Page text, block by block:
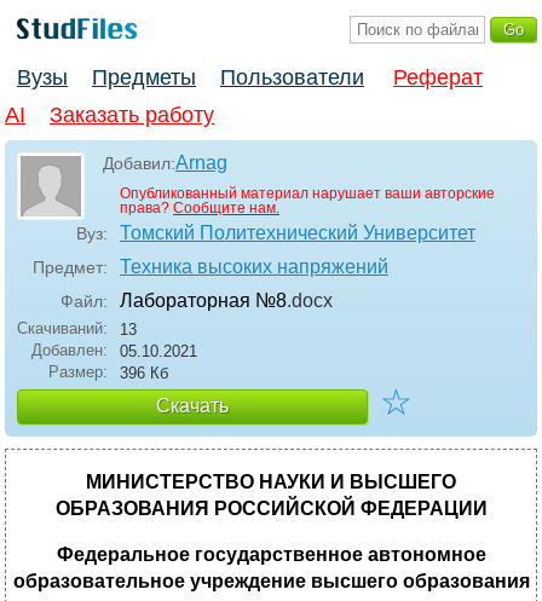
Вузы Предметы Пользователи
Реферат
AI
Заказать работу
Добавил:Arnag
Опубликованный материал нарушает ваши авторские
права? Сообщите нам.
Вуз: Томский Политехнический Университет
Предмет: Техника высоких напряжений
Файл: Лабораторная №8.docx
Скачиваний:
13
Добавлен:
05.10.2021
Размер:
396 Кб
Скачать ☆
МИНИСТЕРСТВО НАУКИ И ВЫСШЕГО
ОБРАЗОВАНИЯ РОССИЙСКОЙ ФЕДЕРАЦИИ
Федеральное государственное автономное
образовательное учреждение высшего образования